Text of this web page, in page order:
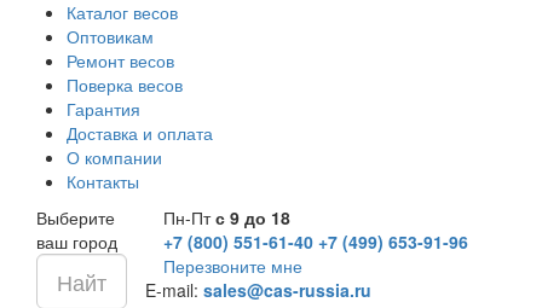
Каталог весов
Оптовикам
Ремонт весов
Поверка весов
Гарантия
Доставка и оплата
О компании
Контакты
Выберите
ваш город
Пн-Птс 9 до 18
+7 (800) 551-61-40 +7 (499) 653-91-96
Перезвоните мне
E-mail: sales@cas-russia.ru